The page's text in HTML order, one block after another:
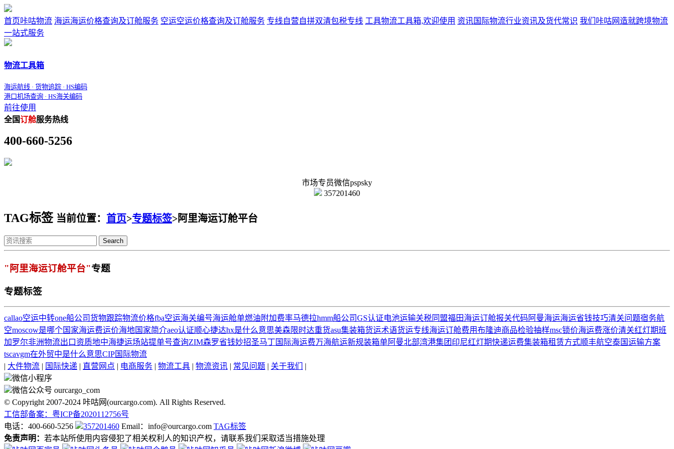
首页咔咕物流 海运海运价格查询及订舱服务 空运空运价格查询及订舱服务 专线自营自拼双清包税专线 工具物流工具箱,欢迎使用 资讯国际物流行业资讯及货代常识 我们 咔咕网造就跨境物流
一站式服务
物流工具箱
海运航线 · 货物追踪 · HS编码
港口机场查询 · HS海关编码
前往使用
全国订舱服务热线
400-660-5256
市场专员微信pspsky
357201460
TAG标签 当前位置： 首页>专题标签>阿里海运订舱平台
Search
"阿里海运订舱平台"专题
专题标签
callao空运中转one船公司货物跟踪物流价格fba空运海关编号海运舱单燃油附加费率马德拉hmm船公司GS认证电池运输关税同盟福田海运订舱报关代码 阿曼海运海运省钱技巧清关问题宿务航
空moscow是哪个国家海运费运价海地国家简介aeo认证顺心捷达hx是什么意思美森限时达重货asu集装箱货运术语货运专线海运订舱费用布隆迪商品检验抽样msc锁价海运费涨价清关红灯期班
加罗尔非洲物流出口资质地中海捷运场站提单号查询ZIM森罗省钱妙招圣马丁 国际海运费万海航运新规装箱单阿曼北部湾港集团 印尼红灯期快递运费集装箱租赁方式顺丰航空泰国运输方案
tscavgm在外贸中是什么意思CIP国际物流
| 大件物流 | 国际快递 | 直营网点 | 电商服务 | 物流工具 | 物流资讯 | 常见问题 | 关于我们
|
微信小程序
微信公众号 ourcargo_com
© Copyright 2007-2024 咔咕网(ourcargo.com). All Rights Reserved.
工信部备案：粤ICP备2020112756号
电话：400-660-5256
357201460 Email：info@ourcargo.com TAG标签
免责声明： 若本站所使用内容侵犯了相关权利人的知识产权，请联系我们采取适当措施处理